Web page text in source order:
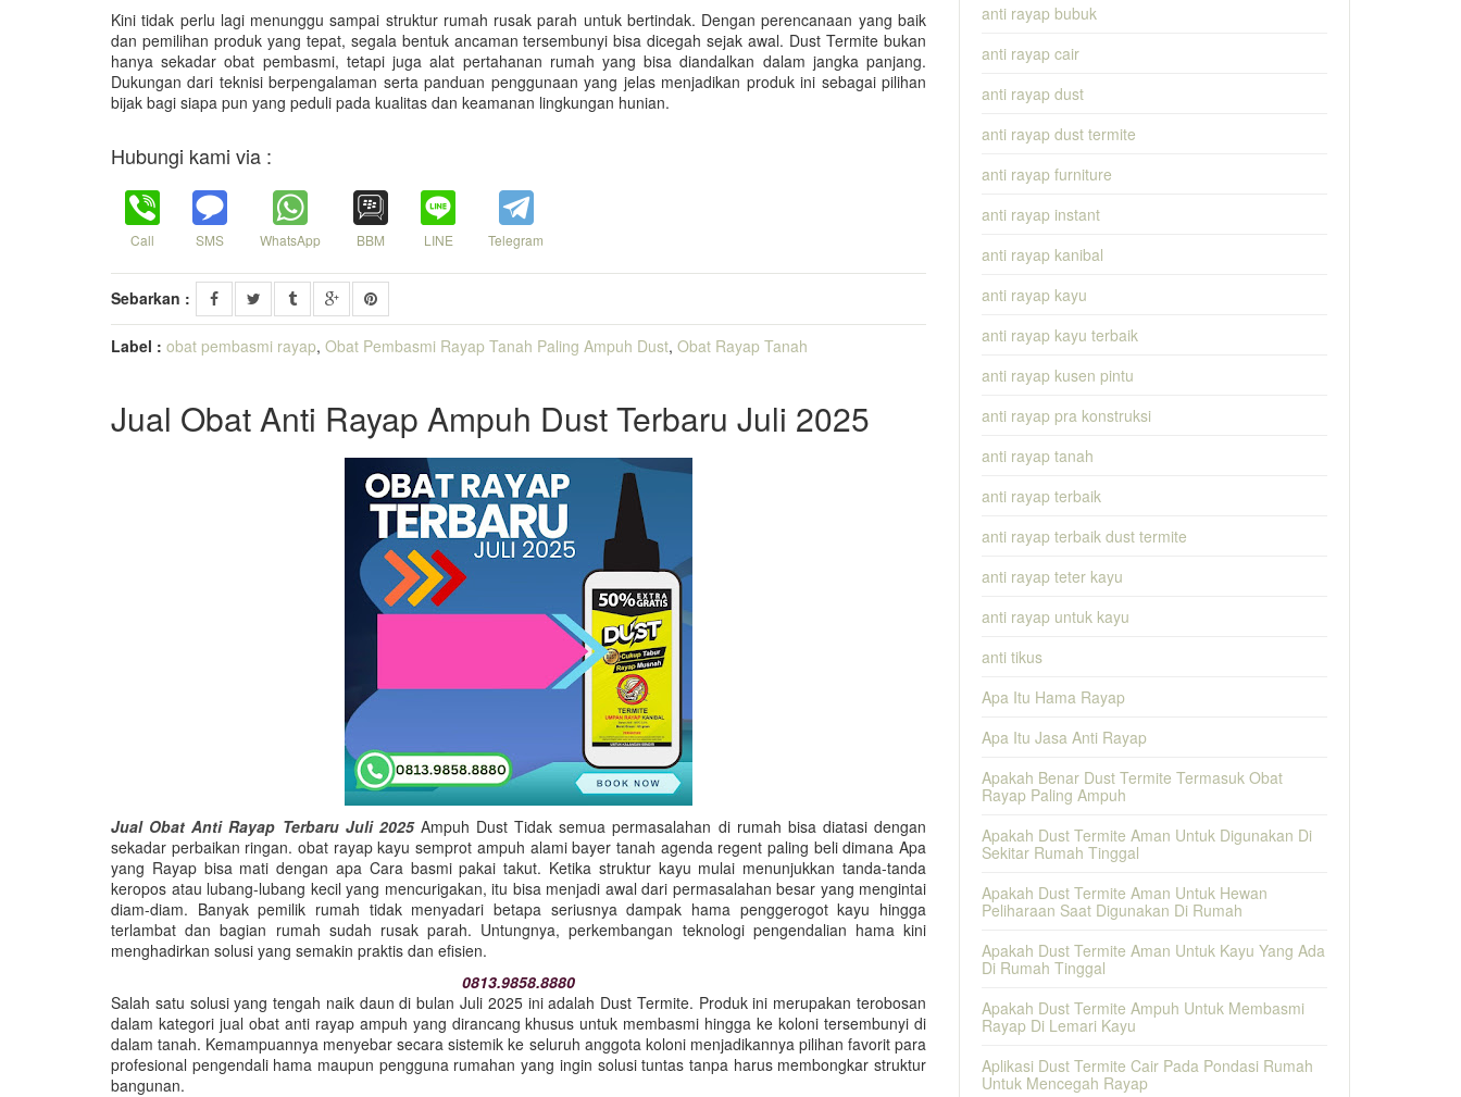
Kini tidak perlu lagi menunggu sampai struktur rumah rusak parah untuk bertindak. Dengan perencanaan yang baik
dan pemilihan produk yang tepat, segala bentuk ancaman tersembunyi bisa dicegah sejak awal. Dust Termite bukan
hanya sekadar obat pembasmi, tetapi juga alat pertahanan rumah yang bisa diandalkan dalam jangka panjang.
Dukungan dari teknisi berpengalaman serta panduan penggunaan yang jelas menjadikan produk ini sebagai pilihan
bijak bagi siapa pun yang peduli pada kualitas dan keamanan lingkungan hunian.
Hubungi kami via :
Call SMS WhatsApp BBM LINE Telegram
Sebarkan :
Label : obat pembasmi rayap, Obat Pembasmi Rayap Tanah Paling Ampuh Dust, Obat Rayap Tanah
Jual Obat Anti Rayap Ampuh Dust Terbaru Juli 2025
Jual Obat Anti Rayap Terbaru Juli 2025Ampuh Dust Tidak semua permasalahan di rumah bisa diatasi dengan
sekadar perbaikan ringan. obat rayap kayu semprot ampuh alami bayer tanah agenda regent paling beli dimana Apa
yang Rayap bisa mati dengan apa Cara basmi pakai takut. Ketika struktur kayu mulai menunjukkan tanda-tanda
keropos atau lubang-lubang kecil yang mencurigakan, itu bisa menjadi awal dari permasalahan besar yang mengintai
diam-diam. Banyak pemilik rumah tidak menyadari betapa seriusnya dampak hama penggerogot kayu hingga
terlambat dan bagian rumah sudah rusak parah. Untungnya, perkembangan teknologi pengendalian hama kini
menghadirkan solusi yang semakin praktis dan efisien.
0813.9858.8880
Salah satu solusi yang tengah naik daun di bulan Juli 2025 ini adalah Dust Termite. Produk ini merupakan terobosan
dalam kategori jual obat anti rayap ampuh yang dirancang khusus untuk membasmi hingga ke koloni tersembunyi di
dalam tanah. Kemampuannya menyebar secara sistemik ke seluruh anggota koloni menjadikannya pilihan favorit para
profesional pengendali hama maupun pengguna rumahan yang ingin solusi tuntas tanpa harus membongkar struktur
bangunan.
anti rayap bubuk
anti rayap cair
anti rayap dust
anti rayap dust termite
anti rayap furniture
anti rayap instant
anti rayap kanibal
anti rayap kayu
anti rayap kayu terbaik
anti rayap kusen pintu
anti rayap pra konstruksi
anti rayap tanah
anti rayap terbaik
anti rayap terbaik dust termite
anti rayap teter kayu
anti rayap untuk kayu
anti tikus
Apa Itu Hama Rayap
Apa Itu Jasa Anti Rayap
Apakah Benar Dust Termite Termasuk Obat
Rayap Paling Ampuh
Apakah Dust Termite Aman Untuk Digunakan Di
Sekitar Rumah Tinggal
Apakah Dust Termite Aman Untuk Hewan
Peliharaan Saat Digunakan Di Rumah
Apakah Dust Termite Aman Untuk Kayu Yang Ada
Di Rumah Tinggal
Apakah Dust Termite Ampuh Untuk Membasmi
Rayap Di Lemari Kayu
Aplikasi Dust Termite Cair Pada Pondasi Rumah
Untuk Mencegah Rayap